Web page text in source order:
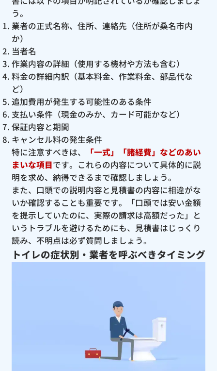
う。
業者の正式名称、住所、連絡先（住所が桑名市内
か）
当者名
作業内容の詳細（使用する機材や方法も含む）
料金の詳細内訳（基本料金、作業料金、部品代な
ど）
追加費用が発生する可能性のある条件
支払い条件（現金のみか、カード可能かなど）
保証内容と期間
キャンセル料の発生条件
特に注意すべきは、
「一式」「諸経費」などのあい
まいな項目です。これらの内容について具体的に説
明を求め、納得できるまで確認しましょう。
また、口頭での説明内容と見積書の内容に相違がな
いか確認することも重要です。「口頭では安い金額
を提示していたのに、実際の請求は高額だった」と
いうトラブルを避けるためにも、見積書はじっくり
読み、不明点は必ず質問しましょう。
トイレの症状別・業者を呼ぶべきタイミング